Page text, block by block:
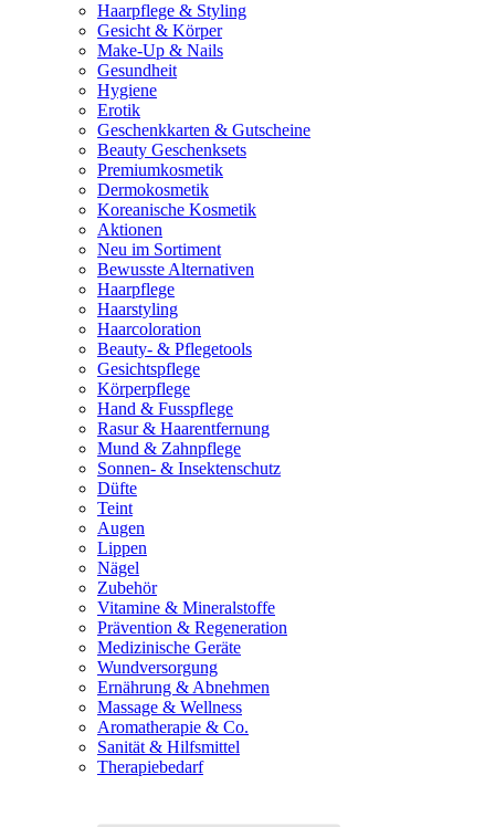
Haarpflege & Styling
Gesicht & Körper
Make-Up & Nails
Gesundheit
Hygiene
Erotik
Geschenkkarten & Gutscheine
Beauty Geschenksets
Premiumkosmetik
Dermokosmetik
Koreanische Kosmetik
Aktionen
Neu im Sortiment
Bewusste Alternativen
Haarpflege
Haarstyling
Haarcoloration
Beauty- & Pflegetools
Gesichtspflege
Körperpflege
Hand & Fusspflege
Rasur & Haarentfernung
Mund & Zahnpflege
Sonnen- & Insektenschutz
Düfte
Teint
Augen
Lippen
Nägel
Zubehör
Vitamine & Mineralstoffe
Prävention & Regeneration
Medizinische Geräte
Wundversorgung
Ernährung & Abnehmen
Massage & Wellness
Aromatherapie & Co.
Sanität & Hilfsmittel
Therapiebedarf